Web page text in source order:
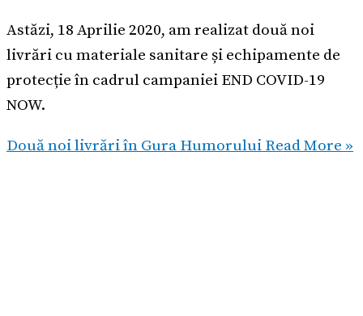
Astăzi, 18 Aprilie 2020, am realizat două noi
livrări cu materiale sanitare și echipamente de
protecție în cadrul campaniei END COVID-19
NOW.
Două noi livrări în Gura Humorului Read More »